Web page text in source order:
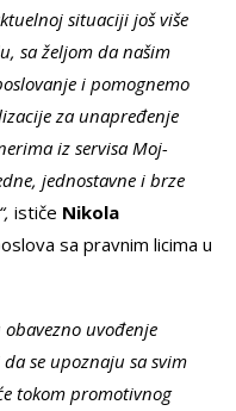
situaciji još više
sa željom da našim
i pomognemo
za unapređenje
iz servisa Moj-
jednostavne i brze
ističe Nikola
sa pravnim licima u
obavezno uvođenje
se upoznaju sa svim
tokom promotivnog